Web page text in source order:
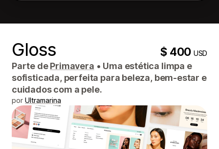
Gloss $ 400USD
Parte dePrimavera • Uma estética limpa e
sofisticada, perfeita para beleza, bem-estar e
cuidados com a pele.
por Ultramarina